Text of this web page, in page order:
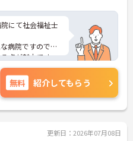
にて社会福祉士
病院ですので、
点が魅力です。
ントなど、さら
軽にご相談くだ
無料 紹介してもらう
更新日：2026年07月08日